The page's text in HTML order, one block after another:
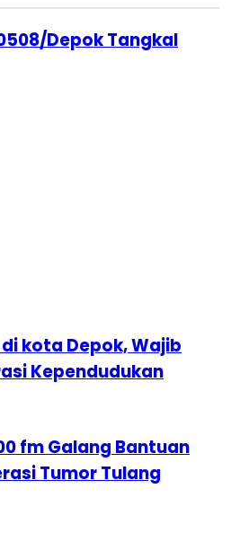
Depok Tangkal
kota Depok, Wajib
Kependudukan
fm Galang Bantuan
Tumor Tulang